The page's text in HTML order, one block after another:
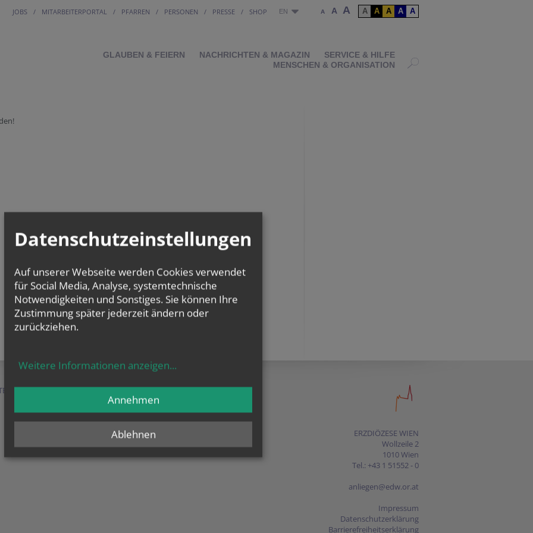
JOBS MITARBEITERPORTAL PFARREN PERSONEN PRESSE SHOP EN A A A A A A A A
GLAUBEN & FEIERN NACHRICHTEN & MAGAZIN
SERVICE & HILFE
MENSCHEN & ORGANISATION
&
SERVICE &
MENSCHEN &
ERZDIÖZESE WIEN
Wollzeile 2
1010 Wien
Tel.: +43 1 51552 - 0
anliegen@edw.or.at
Impressum
Datenschutzerklärung
Barrierefreiheitserklärung
Datenschutzeinstellungen
Auf unserer Webseite werden Cookies verwendet
für Social Media, Analyse, systemtechnische
Notwendigkeiten und Sonstiges. Sie können Ihre
Zustimmung später jederzeit ändern oder
zurückziehen.
Weitere Informationen anzeigen...
Ablehnen
Annehmen